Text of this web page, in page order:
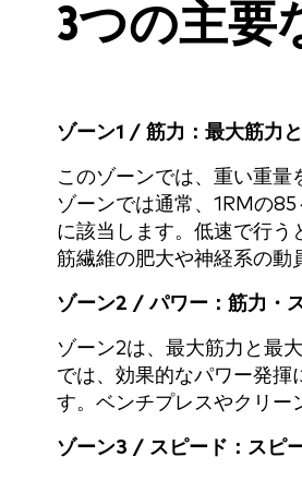
3つの主要
ゾーン1 / 筋力：最大筋力
このゾーンでは、重い重
ゾーンでは通常、1RMの
に該当します。低速で行う
筋繊維の肥大や神経系の動
ゾーン2 / パワー：筋力・
ゾーン2は、最大筋力と最
では、効果的なパワー発
す。ベンチプレスやクリー
ゾーン3 / スピード：スピ